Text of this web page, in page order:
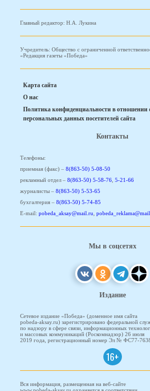
Главный редактор: Н.А. Лукина
Учредитель: Общество с ограниченной
«Редакция газеты «Победа»
Карта сайта
О нас
Политика конфиденциальности в отношении
персональных данных посетителей сайта
Контакты
Телефоны:
приемная (факс) – 8(863-50) 5-08-50
рекламный отдел – 8(863-50) 5-58-76 5-21-66
журналисты – 8(863-50) 5-53-65
бухгалтерия – 8(863-50) 5-74-85
E-mail: pobeda_aksay@mail.ru
Мы в соцсетях
Издание
Сетевое издание «Победа» (доменное имя сайта
pobeda-aksay.ru) зарегистрировано федеральной
по надзору в сфере связи, информационных
и массовых коммуникаций (Роскомнадзор) 26 июля
2019 года, регистрационный номер Эл № ФС77-
16+
Вся информация, размещенная на веб-сайте